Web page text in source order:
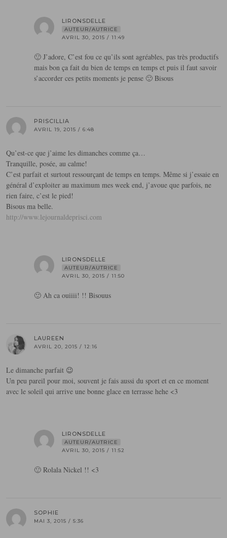
LIRONSDELLE
AUTEUR/AUTRICE
AVRIL 30, 2015 / 11:49
🙂 J’adore, C’est fou ce qu’ils sont agréables, pas très productifs
mais bon ça fait du bien de temps en temps et puis il faut savoir
s’accorder ces petits moments je pense 🙂 Bisous
PRISCILLIA
AVRIL 19, 2015 / 6:48
Qu’est-ce que j’aime les dimanches comme ça…
Tranquille, posée, au calme!
C’est parfait et surtout ressourçant de temps en temps. Même si j’essaie en
général d’exploiter au maximum mes week end, j’avoue que parfois, ne
rien faire, c’est le pied!
Bisous ma belle.
http://www.lejournaldeprisci.com
LIRONSDELLE
AUTEUR/AUTRICE
AVRIL 30, 2015 / 11:50
🙂 Ah ca ouiiii! !! Bisouus
LAUREEN
AVRIL 20, 2015 / 12:16
Le dimanche parfait 😉
Un peu pareil pour moi, souvent je fais aussi du sport et en ce moment
avec le soleil qui arrive une bonne glace en terrasse hehe <3
LIRONSDELLE
AUTEUR/AUTRICE
AVRIL 30, 2015 / 11:52
🙂 Rolala Nickel !! <3
SOPHIE
MAI 3, 2015 / 5:36